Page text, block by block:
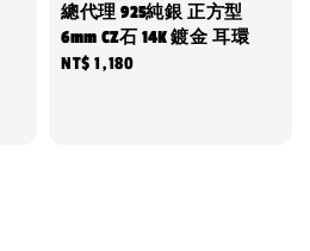
總代理 925純銀 正方型
6mm CZ石 14K 鍍金 耳環
Regular
NT$ 1,180